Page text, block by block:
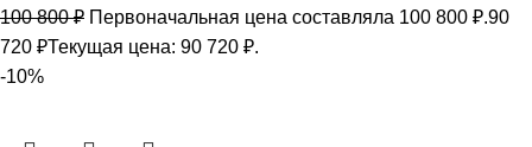
100 800₽ Первоначальная цена составляла 100 800 ₽.90
720 ₽Текущая цена: 90 720 ₽.
-10%